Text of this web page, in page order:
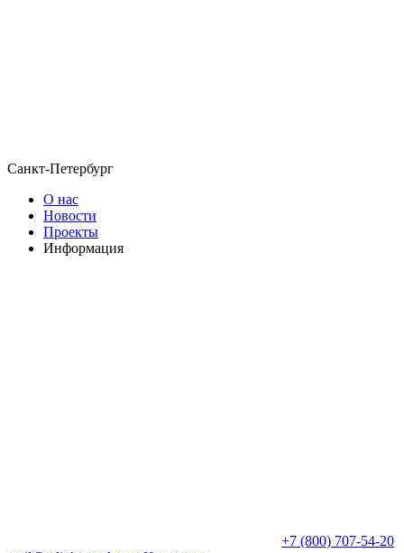
Санкт-Петербург
О нас
Новости
Проекты
Информация
+7 (800) 707-54-20